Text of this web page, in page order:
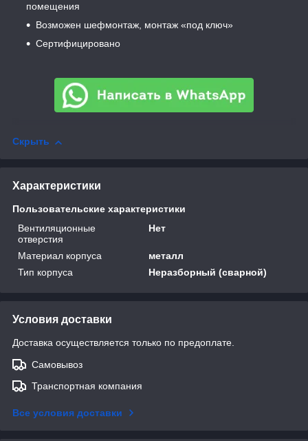
помещения
Возможен шефмонтаж, монтаж «под ключ»
Сертифицировано
Скрыть
Характеристики
Пользовательские характеристики
Вентиляционные
отверстия
Нет
Материал корпуса
металл
Тип корпуса
Неразборный (сварной)
Условия доставки
Доставка осуществляется только по предоплате.
Самовывоз
Транспортная компания
Все условия доставки